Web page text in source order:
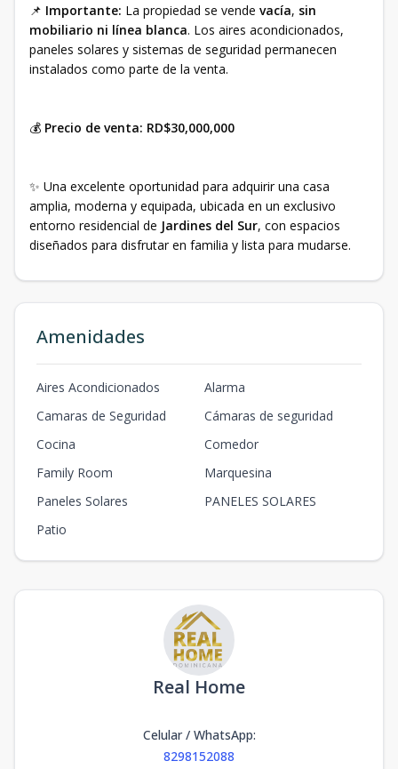
📌 Importante: La propiedad se vende vacía, sin
mobiliario ni línea blanca. Los aires acondicionados,
paneles solares y sistemas de seguridad permanecen
instalados como parte de la venta.
💰 Precio de venta: RD$30,000,000
✨ Una excelente oportunidad para adquirir una casa
amplia, moderna y equipada, ubicada en un exclusivo
entorno residencial de Jardines del Sur, con espacios
diseñados para disfrutar en familia y lista para mudarse.
Amenidades
Aires Acondicionados
Alarma
Camaras de Seguridad
Cámaras de seguridad
Cocina
Comedor
Family Room
Marquesina
Paneles Solares
PANELES SOLARES
Patio
Real Home
Celular / WhatsApp:
8298152088